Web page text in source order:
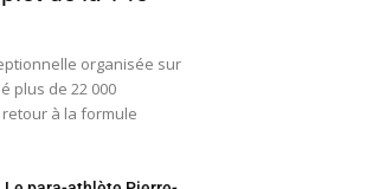
organisée sur
plus de 22 000
à la formule